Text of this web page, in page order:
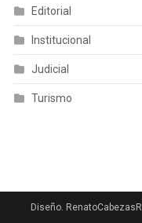
Editorial
Institucional
Judicial
Turismo
Diseño. RenatoCabezasR